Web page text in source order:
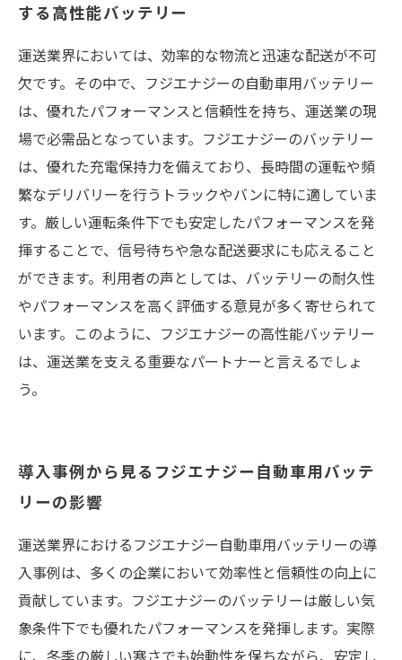
する高性能バッテリー
運送業界においては、効率的な物流と迅速な配送が不可
欠です。その中で、フジエナジーの自動車用バッテリー
は、優れたパフォーマンスと信頼性を持ち、運送業の現
場で必需品となっています。フジエナジーのバッテリー
は、優れた充電保持力を備えており、長時間の運転や頻
繁なデリバリーを行うトラックやバンに特に適していま
す。厳しい運転条件下でも安定したパフォーマンスを発
揮することで、信号待ちや急な配送要求にも応えること
ができます。利用者の声としては、バッテリーの耐久性
やパフォーマンスを高く評価する意見が多く寄せられて
います。このように、フジエナジーの高性能バッテリー
は、運送業を支える重要なパートナーと言えるでしょ
う。
導入事例から見るフジエナジー自動車用バッテ
リーの影響
運送業界におけるフジエナジー自動車用バッテリーの導
入事例は、多くの企業において効率性と信頼性の向上に
貢献しています。フジエナジーのバッテリーは厳しい気
象条件下でも優れたパフォーマンスを発揮します。実際
に、冬季の厳しい寒さでも始動性を保ちながら、安定し